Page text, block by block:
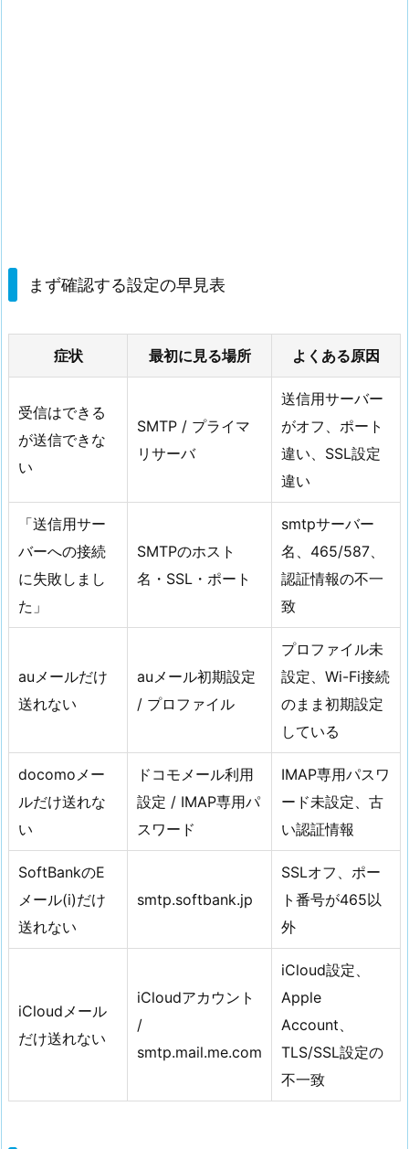
まず確認する設定の早見表
症状 最初に見る場所 よくある原因
受信はできる
が送信できな
い
SMTP / プライマ
リサーバ
送信用サーバー
がオフ、ポート
違い、SSL設定
違い
「送信用サー
バーへの接続
に失敗しまし
た」
SMTPのホスト
名・SSL・ポート
smtpサーバー
名、465/587、
認証情報の不一
致
auメールだけ
送れない
auメール初期設定
/ プロファイル
プロファイル未
設定、Wi-Fi接続
のまま初期設定
している
docomoメー
ルだけ送れな
い
ドコモメール利用
設定 / IMAP専用パ
スワード
IMAP専用パスワ
ード未設定、古
い認証情報
SoftBankのE
メール(i)だけ
送れない
smtp.softbank.jp
SSLオフ、ポー
ト番号が465以
外
iCloudメール
だけ送れない
iCloudアカウント
/
smtp.mail.me.com
iCloud設定、
Apple
Account、
TLS/SSL設定の
不一致